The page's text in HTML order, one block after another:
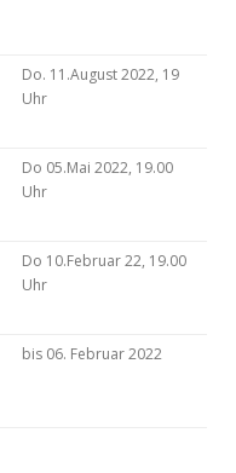
Do. 11.August 2022, 19
Uhr
Do 05.Mai 2022, 19.00
Uhr
Do 10.Februar 22, 19.00
Uhr
bis 06. Februar 2022